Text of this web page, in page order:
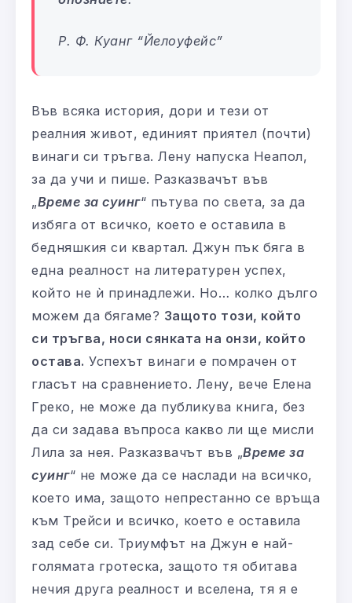
Р. Ф. Куанг “Йелоуфейс”
Във всяка история, дори и тези от
реалния живот, единият приятел (почти)
винаги си тръгва. Лену напуска Неапол,
за да учи и пише. Разказвачът във
„Време за суинг“ пътува по света, за да
избяга от всичко, което е оставила в
бедняшкия си квартал. Джун пък бяга в
една реалност на литературен успех,
който не ѝ принадлежи. Но… колко дълго
можем да бягаме? Защото този, който
си тръгва, носи сянката на онзи, който
остава. Успехът винаги е помрачен от
гласът на сравнението. Лену, вече Елена
Греко, не може да публикува книга, без
да си задава въпроса какво ли ще мисли
Лила за нея. Разказвачът във „Време за
суинг“ не може да се наслади на всичко,
което има, защото непрестанно се връща
към Трейси и всичко, което е оставила
зад себе си. Триумфът на Джун е най-
голямата гротеска, защото тя обитава
нечия друга реалност и вселена, тя я е